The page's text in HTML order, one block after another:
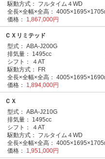
駆動方式：
フルタイム４WD
全長×全幅×全高：
価格：
1,867,000円
ＣＸリミテッド
型式： ABA-J200G
排気量：
1495cc
シフト：
４AT
駆動方式：
FR
全長×全幅×全高：
価格：
1,894,000円
ＣＸ
型式： ABA-J210G
排気量：
1495cc
シフト：
４AT
駆動方式：
フルタイム４WD
全長×全幅×全高：
価格：
1,951,000円